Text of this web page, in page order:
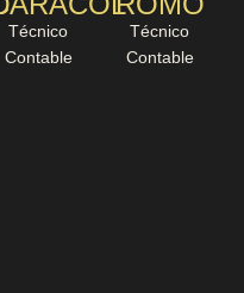
Técnico
Contable
Técnico
Contable